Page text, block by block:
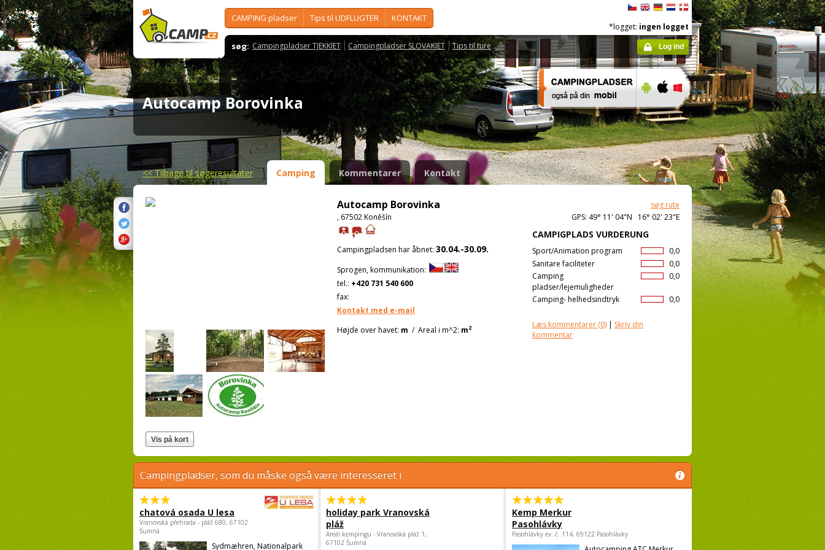
CAMPING pladser Tips til UDFLUGTER KONTAKT
søg: Campingpladser TJEKKIET Campingpladser SLOVAKIET Tips til ture
*logget: ingen logget
Log ind
Autocamp Borovinka
<<Tilbage til søgeresultater Camping Kommentarer Kontakt
Autocamp Borovinka
søg rute
, 67502 Koněšín
GPS: 49° 11' 04"N 16° 02' 23"E
CAMPIGPLADS VURDERUNG
0,0
Sport/Animation program
0,0
Sanitare faciliteter
0,0
Camping
pladser/lejemuligheder
0,0
Camping- helhedsindtryk
Læs kommentarer (0) | Skriv din
kommentar
Campingpladsen har åbnet: 30.04.-30.09.
Sprogen, kommunikation:
tel.: +420 731 540 600
fax:
Kontakt med e-mail
Højde over havet: m / Areal i m^2: m2
Campingpladser, som du måske også være interesseret i
chatová osada U lesa
Vranovská přehrada - pláž 680, 67102
Šumná
Sydmæhren, Nationalpark
holiday park Vranovská
pláž
Areál kempingu - Vranovská pláž 1,
67102 Šumná
Kemp Merkur
Pasohlávky
Pasohlávky ev. č. 114, 69122 Pasohlávky